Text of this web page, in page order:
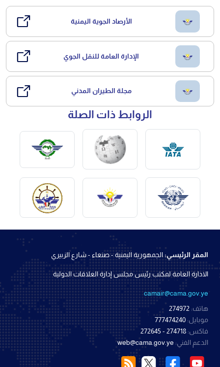
الأرصاد الجوية اليمنية
الإدارة العامة للنقل الجوي
مجلة الطيران المدني
الروابط ذات الصلة
المقر الرئيسي:الجمهورية اليمنية - صنعاء - شارع الزبيري
الادارة العامة لمكتب رئيس مجلس إدارة العلاقات الدولية
camair@cama.gov.ye
هاتف: 274972
موبايل: 777474240
فاكس: 274718 - 272645
الدعم الفني: web@cama.gov.ye